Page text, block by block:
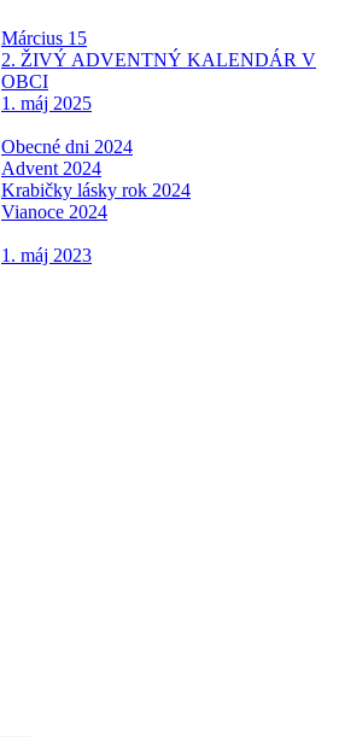
Március 15
2. ŽIVÝ ADVENTNÝ KALENDÁR V
OBCI
1. máj 2025
Obecné dni 2024
Advent 2024
Krabičky lásky rok 2024
Vianoce 2024
1. máj 2023